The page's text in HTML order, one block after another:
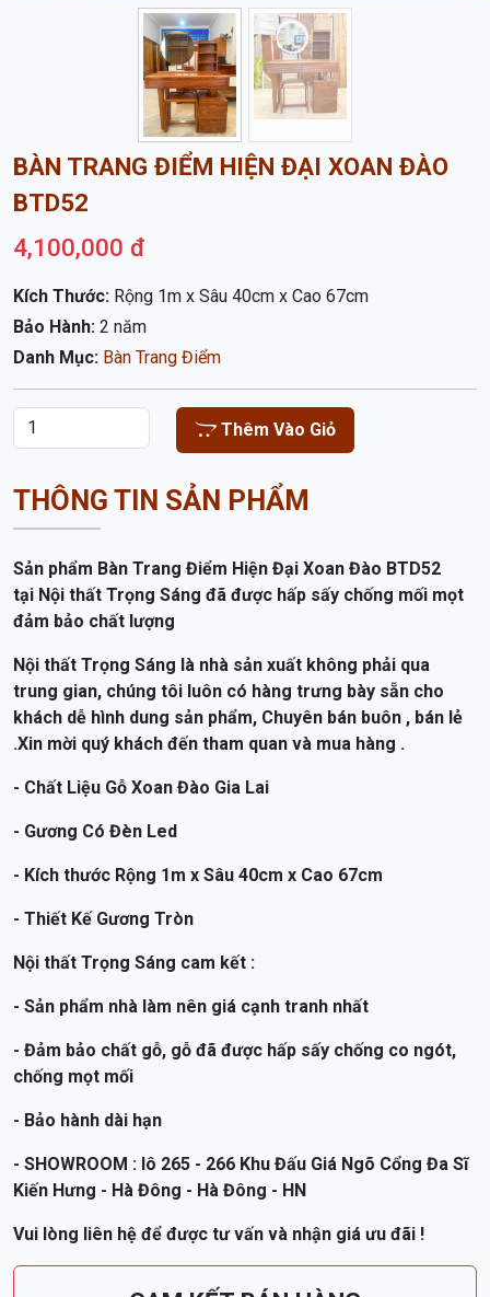
BÀN TRANG ĐIỂM HIỆN ĐẠI XOAN ĐÀO
4,100,000 đ
Kích Thước:
Bảo Hành:2 năm
THÔNG TIN SẢN PHẨM
Sản phẩm Bàn Trang Điểm Hiện Đại Xoan Đào BTD52
tại Nội thất Trọng Sáng đã được hấp sấy chống mối mọt
Nội thất Trọng Sáng là nhà sản xuất không phải qua
trung gian, chúng tôi luôn có hàng trưng bày sẵn cho
khách dễ hình dung sản phẩm, Chuyên bán buôn , bán lẻ
.Xin mời quý khách đến tham quan và mua hàng .
- Chất Liệu Gỗ Xoan Đào Gia Lai
- Gương Có Đèn Led
- Kích thước Rộng 1m x Sâu 40cm x Cao 67cm
- Thiết Kế Gương Tròn
Nội thất Trọng Sáng cam kết :
- Sản phẩm nhà làm nên giá cạnh tranh nhất
- Đảm bảo chất gỗ, gỗ đã được hấp sấy chống co ngót,
chống mọt mối
- SHOWROOM : lô 265 - 266 Khu Đấu Giá Ngõ Cổng Đa Sĩ
CAM KẾT BÁN HÀNG
ĐẢM BẢO CHẤT LƯỢNG